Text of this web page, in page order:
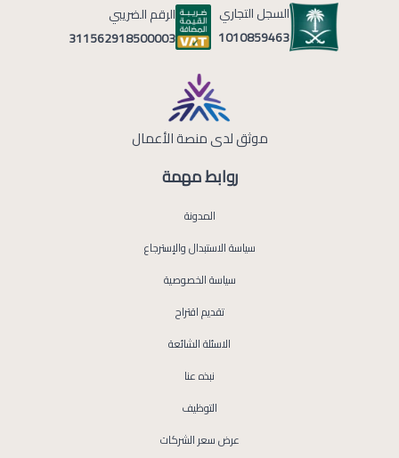
روابط مهمة
المدونة
سياسة الاستبدال والإسترجاع
سياسة الخصوصية
تقديم اقتراح
الاسئلة الشائعة
نبذه عنا
التوظيف
عرض سعر الشركات
السجل التجاري
1010859463
الرقم الضريبي
311562918500003
موثق لدى منصة الأعمال